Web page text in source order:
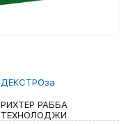
ДЕКСТРОза
РИХТЕР РАББА
ТЕХНОЛОДЖИ